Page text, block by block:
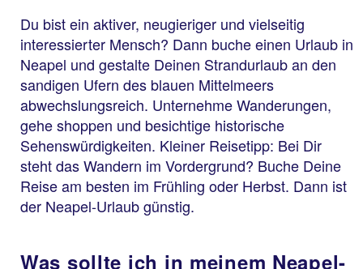
Du bist ein aktiver, neugieriger und vielseitig
interessierter Mensch? Dann buche einen Urlaub in
Neapel und gestalte Deinen Strandurlaub an den
sandigen Ufern des blauen Mittelmeers
abwechslungsreich. Unternehme Wanderungen,
gehe shoppen und besichtige historische
Sehenswürdigkeiten. Kleiner Reisetipp: Bei Dir
steht das Wandern im Vordergrund? Buche Deine
Reise am besten im Frühling oder Herbst. Dann ist
der Neapel-Urlaub günstig.
Was sollte ich in meinem Neapel-